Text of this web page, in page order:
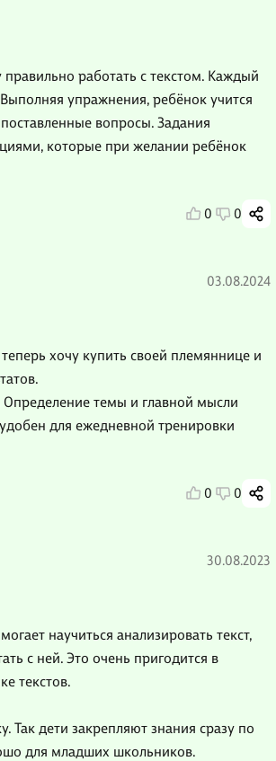
работать с текстом. Каждый
упражнения, ребёнок учится
вопросы. Задания
которые при желании ребёнок
0 0
03.08.2024
хочу купить своей племяннице и
темы и главной мысли
для ежедневной тренировки
0 0
30.08.2023
научиться анализировать текст,
с ней. Это очень пригодится в
текстов.
Так дети закрепляют знания сразу по
для младших школьников.